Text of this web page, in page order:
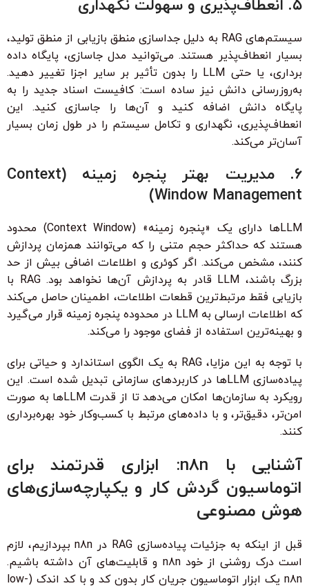
۵. انعطاف‌پذیری و سهولت نگهداری
سیستم‌های RAG به دلیل جداسازی منطق بازیابی از منطق تولید،
بسیار انعطاف‌پذیر هستند. می‌توانید مدل جاسازی، پایگاه داده
برداری، یا حتی LLM را بدون تأثیر بر سایر اجزا تغییر دهید.
به‌روزرسانی دانش نیز ساده است: کافیست اسناد جدید را به
پایگاه دانش اضافه کنید و آن‌ها را جاسازی کنید. این
انعطاف‌پذیری، نگهداری و تکامل سیستم را در طول زمان بسیار
آسان‌تر می‌کند.
۶. مدیریت بهتر پنجره زمینه (Context
Window Management)
LLM‌ها دارای یک «پنجره زمینه» (Context Window) محدود
هستند که حداکثر حجم متنی را که می‌توانند همزمان پردازش
کنند، مشخص می‌کند. اگر کوئری و اطلاعات اضافی بیش از حد
بزرگ باشند، LLM قادر به پردازش آن‌ها نخواهد بود. RAG با
بازیابی فقط مرتبط‌ترین قطعات اطلاعات، اطمینان حاصل می‌کند
که اطلاعات ارسالی به LLM در محدوده پنجره زمینه قرار می‌گیرد
و بهینه‌ترین استفاده از فضای موجود را می‌کند.
با توجه به این مزایا، RAG به یک الگوی استاندارد و حیاتی برای
پیاده‌سازی LLM‌ها در کاربردهای سازمانی تبدیل شده است. این
رویکرد به سازمان‌ها امکان می‌دهد تا از قدرت LLM‌ها به صورت
امن‌تر، دقیق‌تر، و با داده‌های مرتبط با کسب‌وکار خود بهره‌برداری
کنند.
آشنایی با n8n: ابزاری قدرتمند برای
اتوماسیون گردش کار و یکپارچه‌سازی‌های
هوش مصنوعی
قبل از اینکه به جزئیات پیاده‌سازی RAG در n8n بپردازیم، لازم
است درک روشنی از خود n8n و قابلیت‌های آن داشته باشیم.
n8n یک ابزار اتوماسیون جریان کار بدون کد و با کد اندک (low-